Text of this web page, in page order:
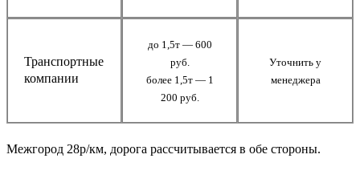
Транспортные
компании
до 1,5т — 600
руб.
более 1,5т — 1
200 руб.
Уточнить у
менеджера
Межгород 28р/км, дорога рассчитывается в обе стороны.